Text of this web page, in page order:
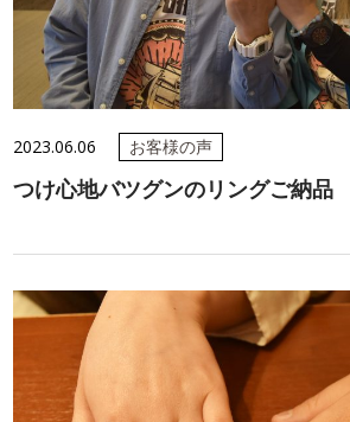
2023.06.06 お客様の声
つけ心地バツグンのリングご納品